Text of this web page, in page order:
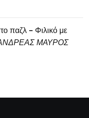
παζλ – Φιλικό με
ΜΑΥΡΟΣ